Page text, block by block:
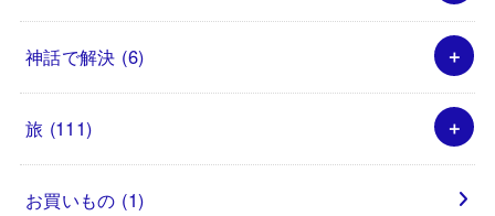
神話で解決 (6)
旅 (111)
お買いもの (1)